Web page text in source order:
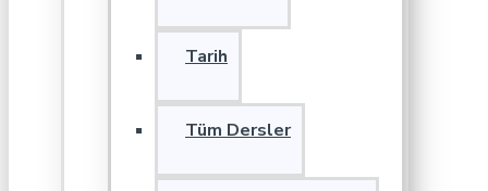
Tarih
Tüm Dersler